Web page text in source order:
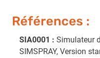
Références :
SIA0001 : Simulateur
SIMSPRAY, Version